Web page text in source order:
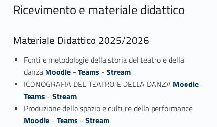
Ricevimento e materiale didattico
Materiale Didattico 2025/2026
Fonti e metodologie della storia del teatro e della
danza Moodle- Teams - Stream
ICONOGRAFIA DEL TEATRO E DELLA DANZA Moodle-
Teams - Stream
Produzione dello spazio e culture della performance
Moodle- Teams - Stream